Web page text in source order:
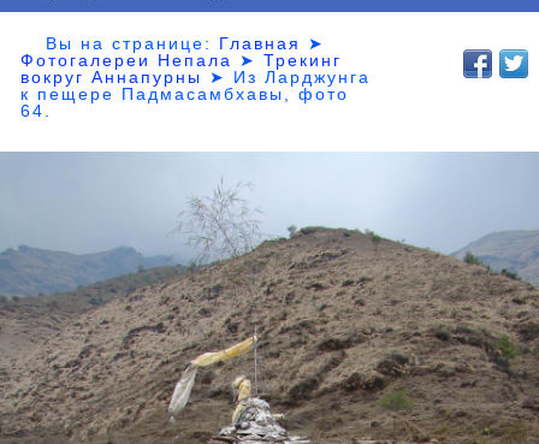
Вы на странице: Главная
➤
Фотогалереи Непала
➤Трекинг
вокруг Аннапурны ➤ Из Ларджунга
к пещере Падмасамбхавы,фото
64.